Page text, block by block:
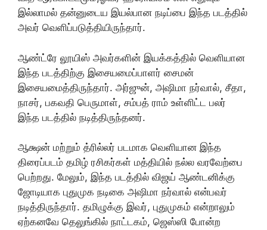
இல்லாமல் தன்னுடைய இயல்பான நடிப்பை இந்த படத்தில்
அவர் வெளிப்படுத்தியிருந்தார்.
ஆண்ட்ரே லூயிஸ் அவர்களின் இயக்கத்தில் வெளியான
இந்த படத்திற்கு இசையமைப்பாளர் சைமன்
இசையமைத்திருந்தார். அர்ஜுன், அஷிமா நர்வால், சீதா,
நாசர், பகவதி பெருமாள், சம்பத் ராம் உள்ளிட்ட பலர்
இந்த படத்தில் நடித்திருந்தனர்.
ஆக்ஷன் மற்றும் த்ரில்லர் படமாக வெளியான இந்த
திரைப்படம் தமிழ் ரசிகர்கள் மத்தியில் நல்ல வரவேற்பை
பெற்றது. மேலும், இந்த படத்தில் விஜய் ஆண்டனிக்கு
ஜோடியாக புதுமுக நடிகை அஷிமா நர்வால் என்பவர்
நடித்திருந்தார். தமிழுக்கு இவர், புதுமுகம் என்றாலும்
ஏற்கனவே தெலுங்கில் நாட்டகம், ஜெஸ்ஸி போன்ற